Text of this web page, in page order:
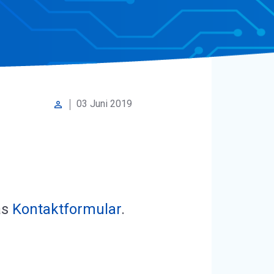
perm_identity 03 Juni 2019
Kontaktformular.